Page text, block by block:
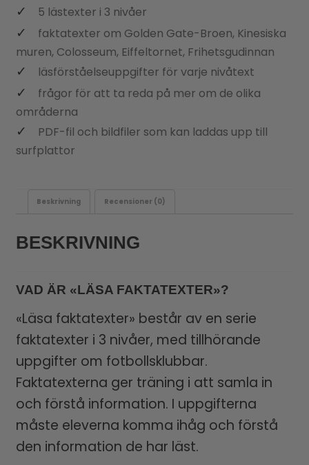
5 lästexter i 3 nivåer
faktatexter om Golden Gate-Broen, Kinesiska
muren, Colosseum, Eiffeltornet, Frihetsgudinnan
läsförståelseuppgifter för varje nivåtext
frågor för att ta reda på mer om de olika
områderna
PDF-fil och bildfiler som kan laddas upp till
surfplattor
Beskrivning Recensioner (0)
BESKRIVNING
VAD ÄR «LÄSA FAKTATEXTER»?
«Läsa faktatexter» består av en serie
faktatexter i 3 nivåer, med tillhörande
uppgifter om fotbollsklubbar.
Faktatexterna ger träning i att samla in
och förstå information. I uppgifterna
måste eleverna komma ihåg och förstå
den information de har läst.